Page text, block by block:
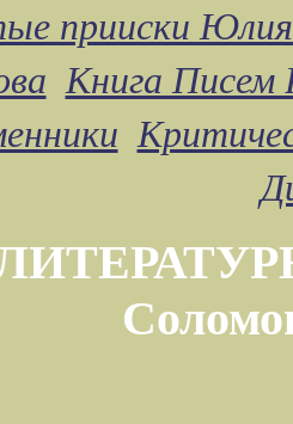
прииски
Книга Писем